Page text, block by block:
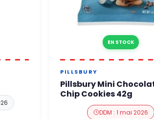
EN STOCK
PILLSBURY
Pillsbury Mini
Chip Cookies 42g
DDM : 1 mai 2026